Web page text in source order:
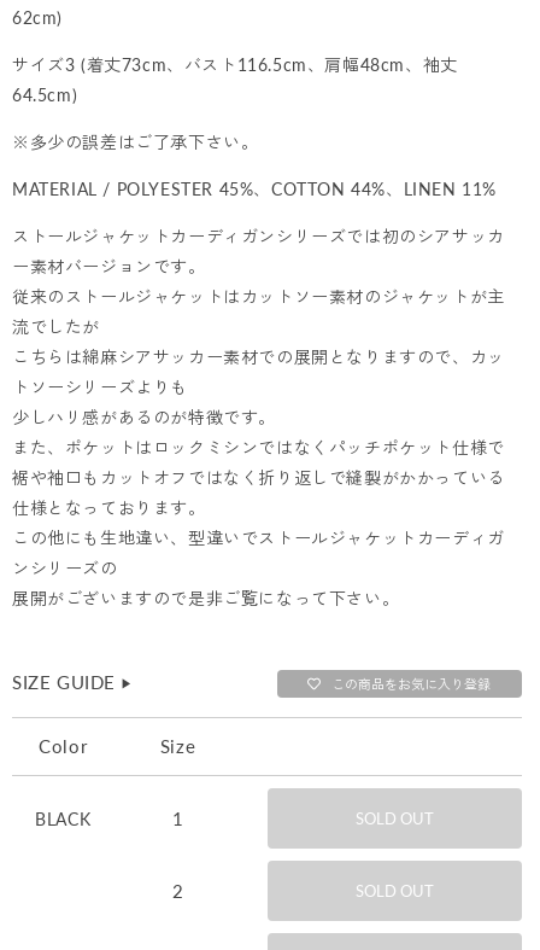
62cm)
サイズ3 (着丈73cm、バスト116.5cm、肩幅48cm、袖丈
64.5cm)
※多少の誤差はご了承下さい。
MATERIAL / POLYESTER 45%、COTTON 44%、LINEN 11%
ストールジャケットカーディガンシリーズでは初のシアサッカ
ー素材バージョンです。
従来のストールジャケットはカットソー素材のジャケットが主
流でしたが
こちらは綿麻シアサッカー素材での展開となりますので、カッ
トソーシリーズよりも
少しハリ感があるのが特徴です。
また、ポケットはロックミシンではなくパッチポケット仕様で
裾や袖口もカットオフではなく折り返しで縫製がかかっている
仕様となっております。
この他にも生地違い、型違いでストールジャケットカーディガ
ンシリーズの
展開がございますので是非ご覧になって下さい。
SIZE GUIDE ▶︎ この商品をお気に入り登録
Color Size
BLACK 1 SOLD OUT
2 SOLD OUT